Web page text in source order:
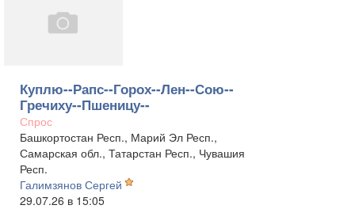
Куплю--Рапс--Горох--Лен--Сою--
Гречиху--Пшеницу--
Спрос
Башкортостан Респ., Марий Эл Респ.,
Самарская обл., Татарстан Респ., Чувашия
Респ.
Галимзянов Сергей
29.07.26 в 15:05